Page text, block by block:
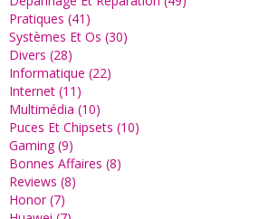
Pratiques (41)
Systèmes Et Os (30)
Divers (28)
Informatique (22)
Internet (11)
Multimédia (10)
Puces Et Chipsets (10)
Gaming (9)
Bonnes Affaires (8)
Reviews (8)
Honor (7)